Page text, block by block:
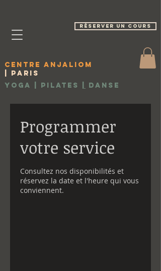
réserver un cours
Centre Anjaliom
| Paris
Yoga | Pilates
Danse
Programmer
votre service
Consultez nos disponibilités et
réservez la date et l'heure qui vous
conviennent.